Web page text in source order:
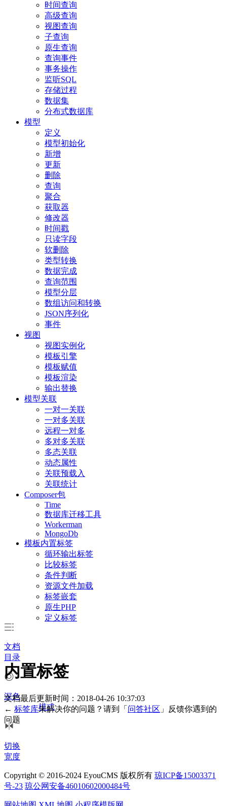
时间查询
高级查询
视图查询
子查询
原生查询
查询事件
事务操作
监听SQL
存储过程
数据集
分布式数据库
模型
定义
模型初始化
新增
更新
删除
查询
聚合
获取器
修改器
时间戳
只读字段
软删除
类型转换
数据完成
查询范围
模型分层
数组访问和转换
JSON序列化
事件
视图
视图实例化
模板引擎
模板赋值
模板渲染
输出替换
模型关联
一对一关联
一对多关联
远程一对多
多对多关联
多态关联
动态属性
关联预载入
关联统计
Composer包
Time
数据库迁移工具
Workerman
MongoDb
模板内置标签
循环输出标签
比较标签
条件判断
资源文件加载
标签嵌套
原生PHP
定义标签
内置标签
文档最后更新时间：2018-04-26 10:37:03
← 标签库未解决你的问题？请到「 问答社区 」反馈你遇到的
问题
文档
目录
深色
模式
切换
宽度
Copyright © 2016-2024 EyouCMS 版权所有 琼ICP备15003371
号-23 琼公网安备46010602000484号